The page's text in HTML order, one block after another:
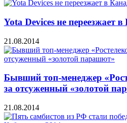
Yota Devices не переезжает
21.08.2014
Бывший топ-менеджер
за отсуженный «золотой
21.08.2014